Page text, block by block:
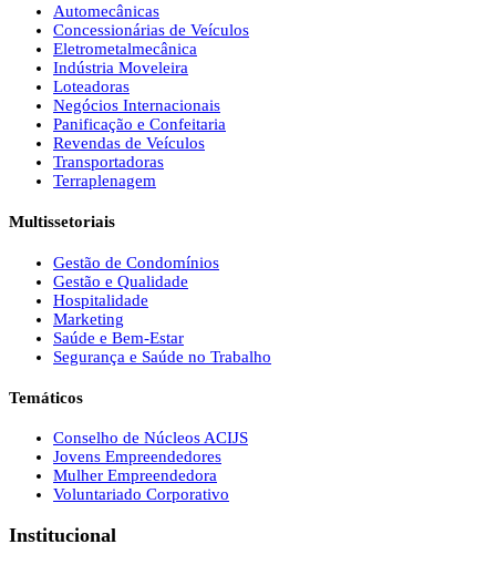
Automecânicas
Concessionárias de Veículos
Eletrometalmecânica
Indústria Moveleira
Loteadoras
Negócios Internacionais
Panificação e Confeitaria
Revendas de Veículos
Transportadoras
Terraplenagem
Multissetoriais
Gestão de Condomínios
Gestão e Qualidade
Hospitalidade
Marketing
Saúde e Bem-Estar
Segurança e Saúde no Trabalho
Temáticos
Conselho de Núcleos ACIJS
Jovens Empreendedores
Mulher Empreendedora
Voluntariado Corporativo
Institucional